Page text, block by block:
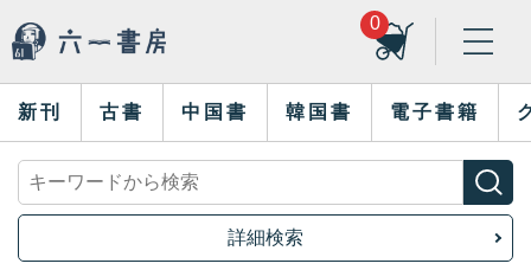
0
新刊 古書 中国書 韓国書 電子書籍
詳細検索